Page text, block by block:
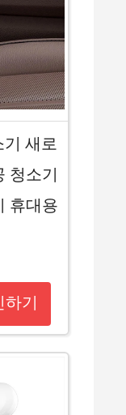
새로
청소기
휴대용
기